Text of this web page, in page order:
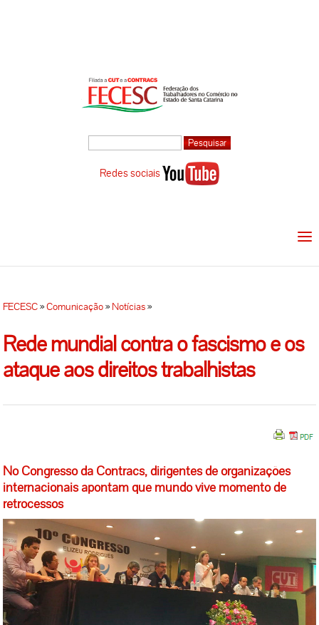
Redes sociais
FECESC»Comunicação»Notícias»
Rede mundial contra o fascismo e os
ataque aos direitos trabalhistas
No Congresso da Contracs, dirigentes de organizações
internacionais apontam que mundo vive momento de
retrocessos